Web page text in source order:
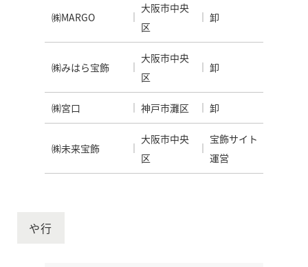
㈱MARGO
大阪市中央
区
卸
㈱みはら宝飾
大阪市中央
区
卸
㈱宮口 神戸市灘区 卸
㈱未来宝飾
大阪市中央
区
宝飾サイト
運営
や行